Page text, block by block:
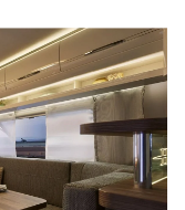
inferior mostrar.